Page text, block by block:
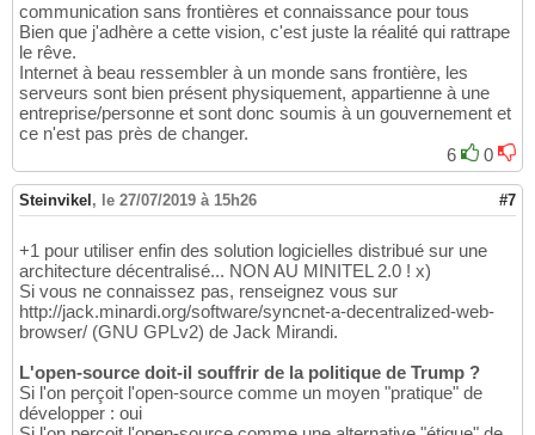
communication sans frontières et connaissance pour tous
Bien que j'adhère a cette vision, c'est juste la réalité qui rattrape
le rêve.
Internet à beau ressembler à un monde sans frontière, les
serveurs sont bien présent physiquement, appartienne à une
entreprise/personne et sont donc soumis à un gouvernement et
ce n'est pas près de changer.
6
0
Steinvikel , le 27/07/2019 à 15h26 #7
+1 pour utiliser enfin des solution logicielles distribué sur une
architecture décentralisé... NON AU MINITEL 2.0 ! x)
Si vous ne connaissez pas, renseignez vous sur
http://jack.minardi.org/software/syncnet-a-decentralized-web-
browser/ (GNU GPLv2) de Jack Mirandi.
L'open-source doit-il souffrir de la politique de Trump ?
Si l'on perçoit l'open-source comme un moyen "pratique" de
développer : oui